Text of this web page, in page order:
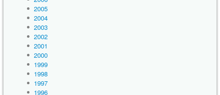
2005
2004
2003
2002
2001
2000
1999
1998
1997
1996